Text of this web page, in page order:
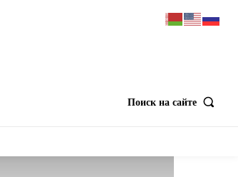
Поиск на сайте